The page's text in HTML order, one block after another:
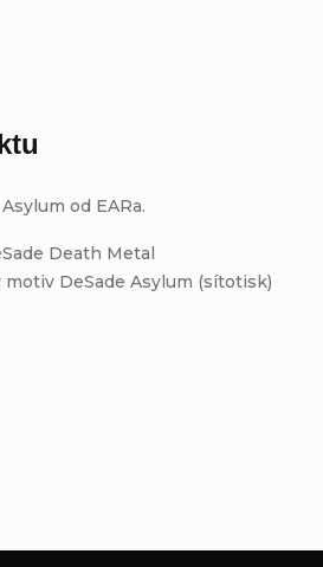
od EARa.
Death Metal
DeSade Asylum (sítotisk)